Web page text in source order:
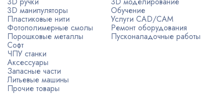
3D манипуляторы
Пластиковые нити
Фотополимерные смолы
Порошковые металлы
Софт
ЧПУ станки
Аксессуары
Запасные части
Литьевые машины
Прочие товары
Обучение
Услуги CAD/CAM
Ремонт оборудования
Пусконаладочные работы